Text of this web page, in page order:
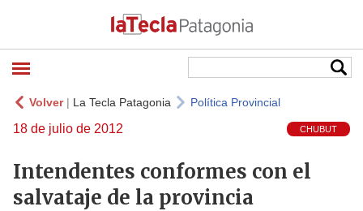
Volver| La Tecla Patagonia Política Provincial
18 de julio de 2012 CHUBUT
Intendentes conformes con el
salvataje de la provincia